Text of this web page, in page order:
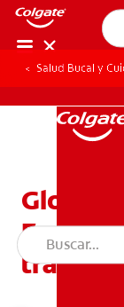
Salud Bucal y
Glositis